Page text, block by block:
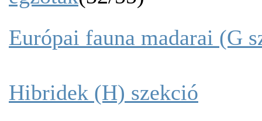
Európai fauna madarai (G
Hibridek (H) szekció